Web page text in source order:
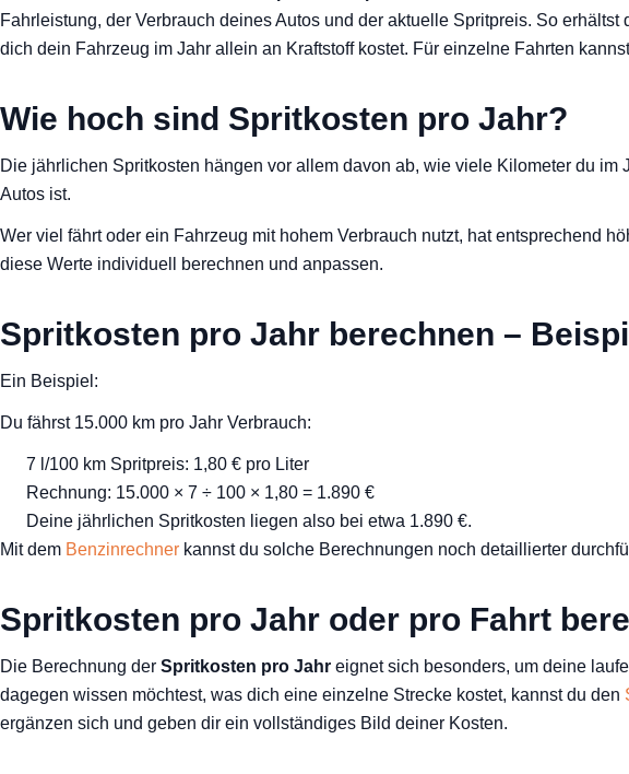
Rechner
Fahrleistung, der Verbrauch deines Autos und der aktuelle Spritpreis. So
dich dein Fahrzeug im Jahr allein an Kraftstoff kostet. Für einzelne Fahrten
Wie hoch sind Spritkosten pro Jahr?
Die jährlichen Spritkosten hängen vor allem davon ab, wie viele Kilometer du im
Autos ist.
Wer viel fährt oder ein Fahrzeug mit hohem Verbrauch nutzt, hat entsprechend
diese Werte individuell berechnen und anpassen.
Spritkosten pro Jahr berechnen –
Ein Beispiel:
Du fährst 15.000 km pro Jahr Verbrauch:
7 l/100 km Spritpreis: 1,80 € pro Liter
Rechnung: 15.000 × 7 ÷ 100 × 1,80 = 1.890 €
Deine jährlichen Spritkosten liegen also bei etwa 1.890 €.
Mit dem Benzinrechner kannst du solche Berechnungen noch detaillierter
Spritkosten pro Jahr oder pro Fahrt
Die Berechnung der Spritkosten pro Jahr eignet sich besonders, um deine
dagegen wissen möchtest, was dich eine einzelne Strecke kostet, kannst du den
ergänzen sich und geben dir ein vollständiges Bild deiner Kosten.